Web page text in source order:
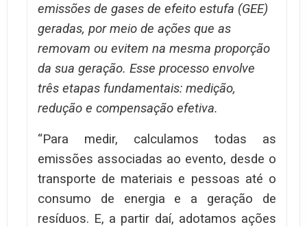
emissões de gases de efeito estufa (GEE)
geradas, por meio de ações que as
removam ou evitem na mesma proporção
da sua geração. Esse processo envolve
três etapas fundamentais: medição,
redução e compensação efetiva.
“Para medir, calculamos todas as
emissões associadas ao evento, desde o
transporte de materiais e pessoas até o
consumo de energia e a geração de
resíduos. E, a partir daí, adotamos ações